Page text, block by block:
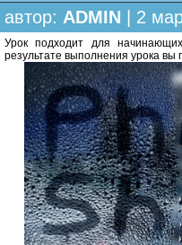
автор: ADMIN | 2
Урок подходит для
результате выполнения урока вы